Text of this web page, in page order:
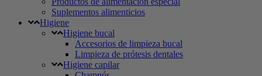
Suplementos alimenticios
Higiene
Higiene bucal
Accesorios de limpieza bucal
Limpieza de prótesis dentales
Higiene capilar